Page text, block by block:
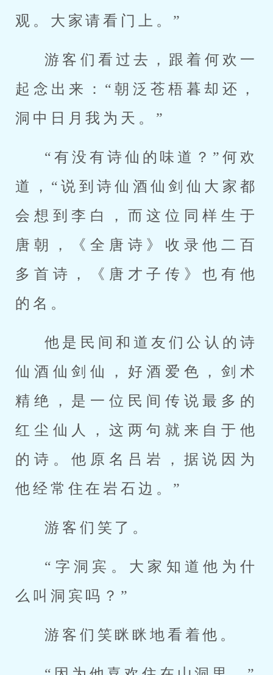
观。大家请看门上。”
游客们看过去，跟着何欢一
起念出来：“朝泛苍梧暮却还，
洞中日月我为天。”
“有没有诗仙的味道？”何欢
道，“说到诗仙酒仙剑仙大家都
会想到李白，而这位同样生于
唐朝，《全唐诗》收录他二百
多首诗，《唐才子传》也有他
的名。
他是民间和道友们公认的诗
仙酒仙剑仙，好酒爱色，剑术
精绝，是一位民间传说最多的
红尘仙人，这两句就来自于他
的诗。他原名吕岩，据说因为
他经常住在岩石边。”
游客们笑了。
“字洞宾。大家知道他为什
么叫洞宾吗？”
游客们笑眯眯地看着他。